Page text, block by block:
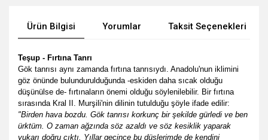
Ürün Bilgisi Yorumlar Taksit Seçenekleri
Teşup - Fırtına Tanrı
Gök tanrısı aynı zamanda fırtınatanrısıydı. Anadolu'nun iklimini
göz önünde bulundurulduğunda -eskiden daha sıcak olduğu
düşünülse de- fırtınaların önemi olduğu söylenilebilir. Bir fırtına
sırasında Kral
II. Murşili'nin dilinin tutulduğu şöyle ifade edilir:
"Birden hava bozdu. Gök tanrısı korkunç bir şekilde gürledi ve ben
ürktüm. O zaman ağzında söz azaldı ve söz kesiklik yaparak
yukarı doğru çıktı. Yıllar geçince bu düşlerimde de kendini